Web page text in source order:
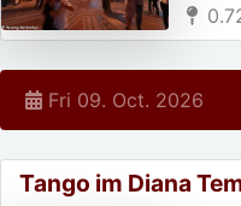
Fri 09. Oct. 2026
Tango im Diana